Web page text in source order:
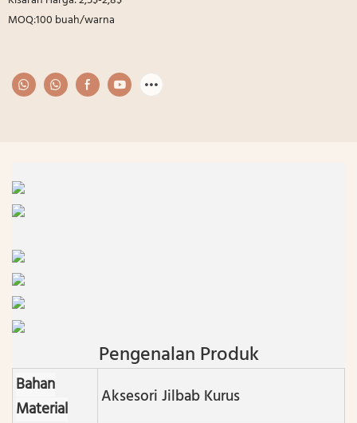
MOQ:100 buah/warna
Pengenalan Produk
Bahan
Material
Aksesori Jilbab Kurus